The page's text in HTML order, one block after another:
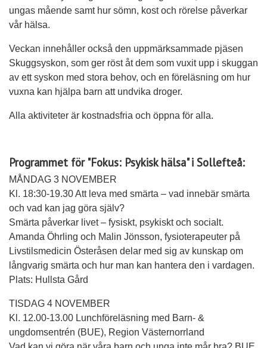
ungas mående samt hur sömn, kost och rörelse påverkar
vår hälsa.
Veckan innehåller också den uppmärksammade pjäsen
Skuggsyskon, som ger röst åt dem som vuxit upp i skuggan
av ett syskon med stora behov, och en föreläsning om hur
vuxna kan hjälpa barn att undvika droger.
Alla aktiviteter är kostnadsfria och öppna för alla.
Programmet för "Fokus: Psykisk hälsa" i Sollefteå:
MÅNDAG 3 NOVEMBER
Kl. 18:30-19.30 Att leva med smärta – vad innebär smärta
och vad kan jag göra själv?
Smärta påverkar livet – fysiskt, psykiskt och socialt.
Amanda Öhrling och Malin Jönsson, fysioterapeuter på
Livstilsmedicin Österåsen delar med sig av kunskap om
långvarig smärta och hur man kan hantera den i vardagen.
Plats: Hullsta Gård
TISDAG 4 NOVEMBER
Kl. 12.00-13.00 Lunchföreläsning med Barn- &
ungdomsentrén (BUE), Region Västernorrland